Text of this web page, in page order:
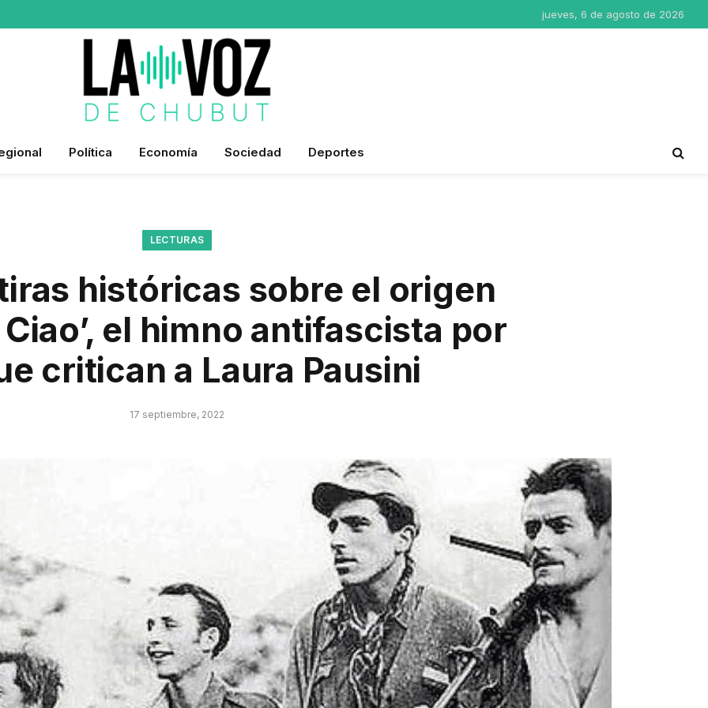
jueves, 6 de agosto de 2026
Política Economía Sociedad Deportes
LECTURAS
históricas sobre el origen
Ciao’, el himno antifascista por
critican a Laura Pausini
17 septiembre, 2022